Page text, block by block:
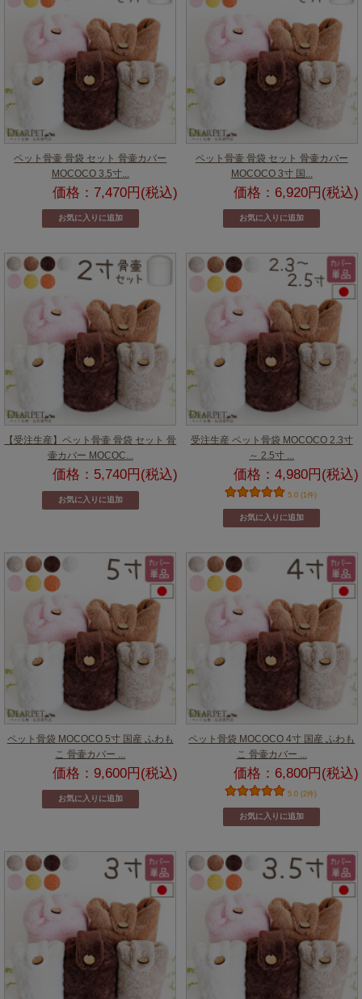
ペット骨壷 骨袋 セット 骨壷カバー
MOCOCO 3.5寸...
価格：7,470円(税込)
ペット骨壷 骨袋 セット 骨壷カバー
MOCOCO 3寸 国...
価格：6,920円(税込)
【受注生産】ペット骨壷 骨袋 セット 骨
壷カバー MOCOC...
価格：5,740円(税込)
受注生産 ペット骨袋 MOCOCO 2.3寸
～ 2.5寸 ...
価格：4,980円(税込)
5.0 (1件)
ペット骨袋 MOCOCO 5寸 国産 ふわも
こ 骨壷カバー ...
価格：9,600円(税込)
ペット骨袋 MOCOCO 4寸 国産 ふわも
こ 骨壷カバー ...
価格：6,800円(税込)
5.0 (2件)